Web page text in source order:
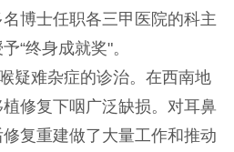
博士任职各三甲医院的科主
“终身成就奖"。
难杂症的诊治。在西南地
修复下咽广泛缺损。对耳鼻
复重建做了大量工作和推动